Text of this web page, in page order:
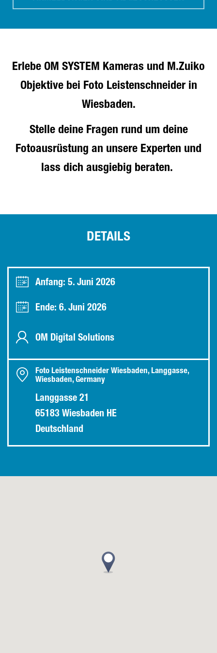
Erlebe OM SYSTEM Kameras und M.Zuiko
Objektive bei Foto Leistenschneider in
Wiesbaden.
Stelle deine Fragen rund um deine
Fotoausrüstung an unsere Experten und
lass dich ausgiebig beraten.
DETAILS
Anfang: 5. Juni 2026
Ende: 6. Juni 2026
OM Digital Solutions
Foto Leistenschneider Wiesbaden, Langgasse,
Wiesbaden, Germany
Langgasse 21
65183 Wiesbaden HE
Deutschland